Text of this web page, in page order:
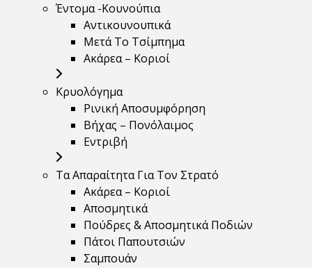
Έντομα -Κουνούπια
Αντικουνουπικά
Μετά Το Τσίμπημα
Ακάρεα – Κοριοί
Κρυολόγημα
Ρινική Αποσυμφόρηση
Βήχας – Πονόλαιμος
Εντριβή
Τα Απαραίτητα Για Τον Στρατό
Ακάρεα – Κοριοί
Αποσμητικά
Πούδρες & Αποσμητικά Ποδιών
Πάτοι Παπουτσιών
Σαμπουάν